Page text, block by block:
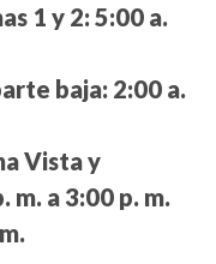
1 y 2: 5:00 a.
baja: 2:00 a.
Vista y
m. a 3:00 p. m.